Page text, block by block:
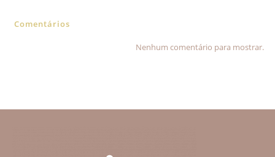
Comentários
Nenhum comentário para mostrar.